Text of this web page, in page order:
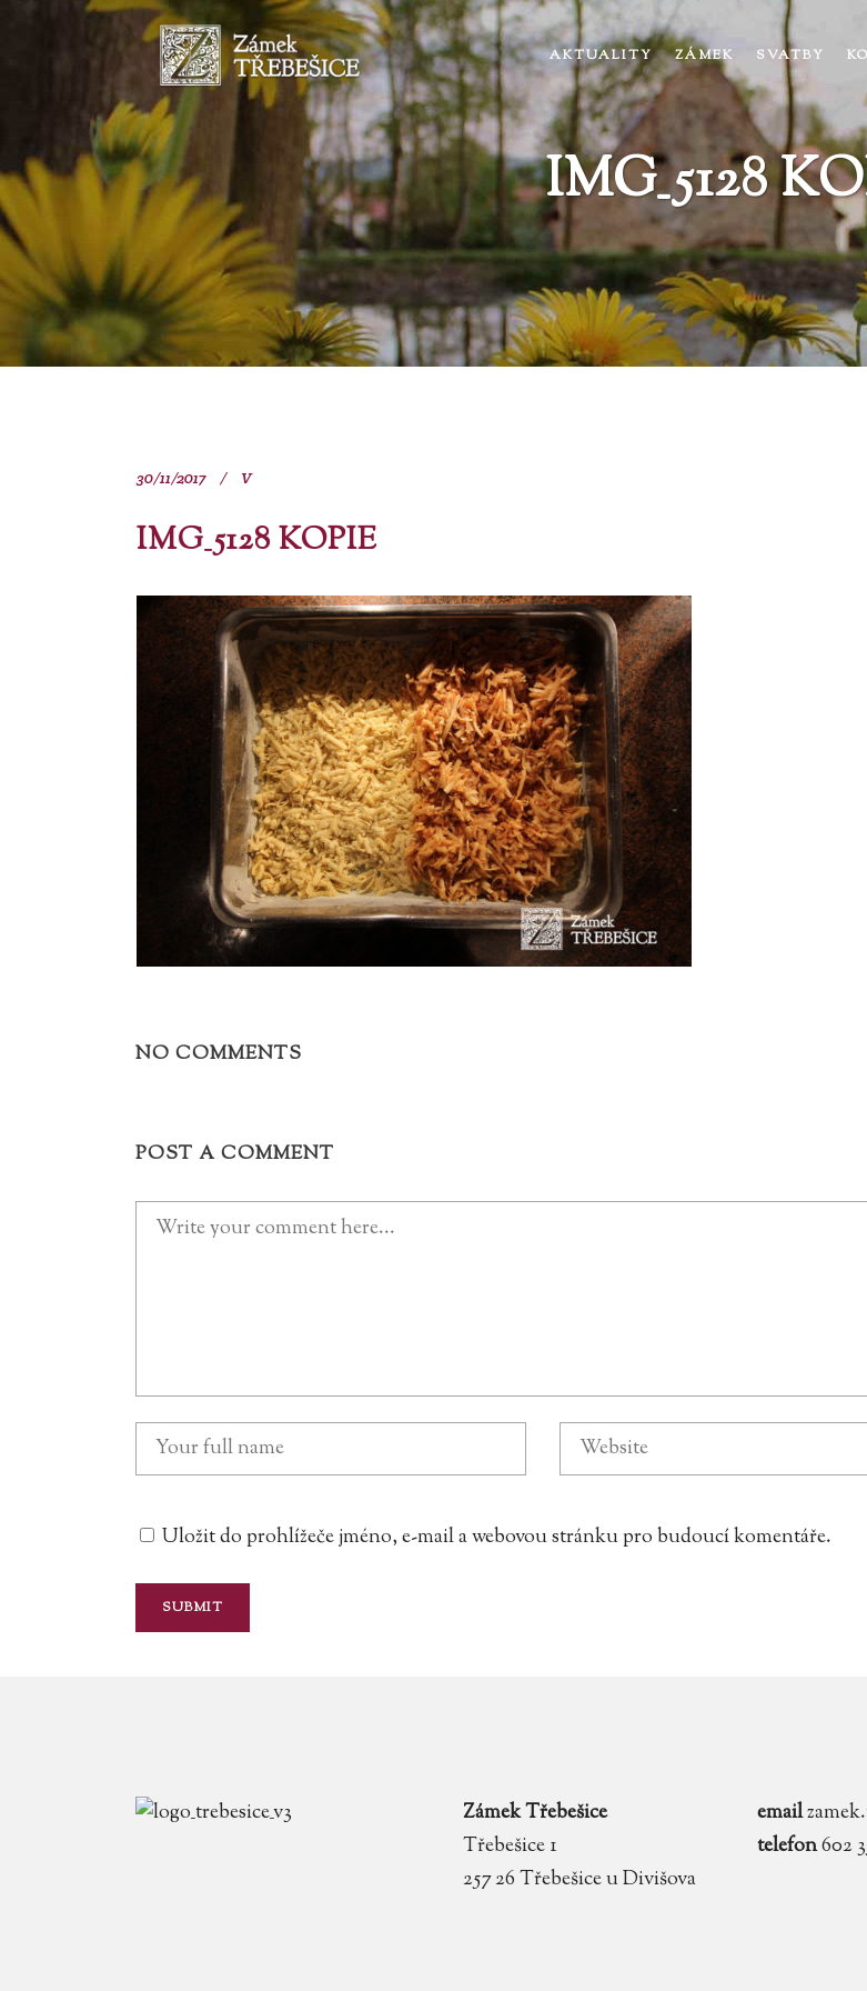
AKTUALITY ZÁMEK SVATBY
IMG_5128
30/11/2017 V
IMG_5128 KOPIE
NO COMMENTS
POST A COMMENT
Uložit do prohlížeče jméno, e-mail a webovou stránku pro budoucí komentáře.
Zámek Třebešice
Třebešice 1
257 26 Třebešice u Divišova
email
telefon602